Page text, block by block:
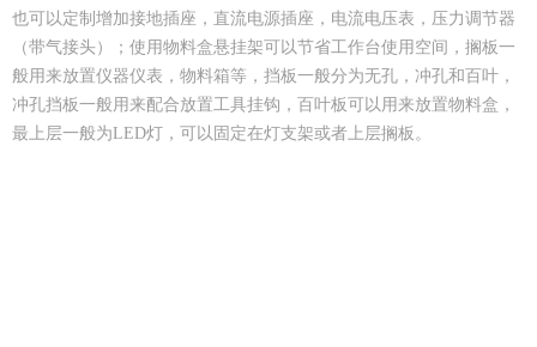
也可以定制增加接地插座，直流电源插座，电流电压表，压力调节器
（带气接头）；使用物料盒悬挂架可以节省工作台使用空间，搁板一
般用来放置仪器仪表，物料箱等，挡板一般分为无孔，冲孔和百叶，
冲孔挡板一般用来配合放置工具挂钩，百叶板可以用来放置物料盒，
最上层一般为LED灯，可以固定在灯支架或者上层搁板。